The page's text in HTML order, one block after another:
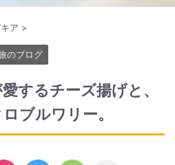
ア >
のブログ
するチーズ揚げと、
ブルワリー。